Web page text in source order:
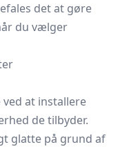
det at gøre
du vælger
at installere
de tilbyder.
glatte på grund af